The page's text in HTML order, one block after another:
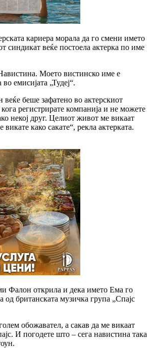
кариера морала да го смени името
синдикат веќе постоела актерка по име
Моето вистинско име е
емисијата „Тудеј“.
беше зафатено во актерскиот
регистрирате компанија и не можете
некој друг. Целиот живот ме викаат
како сакате“, рекла актерката.
Фалон открила и дека името Ема го
од британската музичка група „Спајс
обожавател, а сакав да ме викаат
И погодете што – сега навистина така